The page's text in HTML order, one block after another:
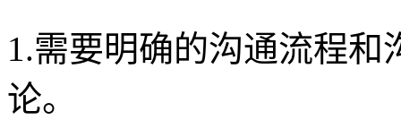
1.需要明确的沟通流程
论。